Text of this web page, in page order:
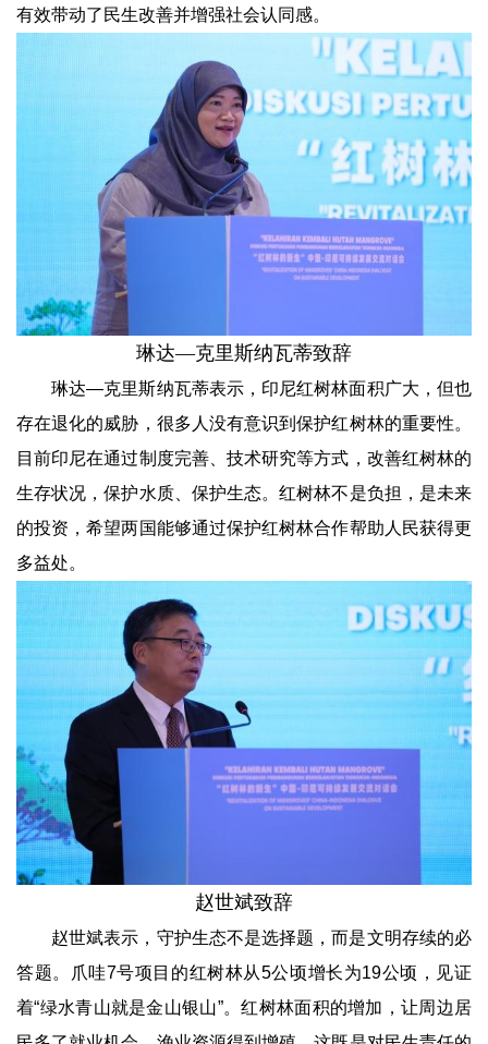
有效带动了民生改善并增强社会认同感。
琳达—克里斯纳瓦蒂致辞
琳达—克里斯纳瓦蒂表示，印尼红树林面积广大，但也
存在退化的威胁，很多人没有意识到保护红树林的重要性。
目前印尼在通过制度完善、技术研究等方式，改善红树林的
生存状况，保护水质、保护生态。红树林不是负担，是未来
的投资，希望两国能够通过保护红树林合作帮助人民获得更
多益处。
赵世斌致辞
赵世斌表示，守护生态不是选择题，而是文明存续的必
答题。爪哇7号项目的红树林从5公顷增长为19公顷，见证
着“绿水青山就是金山银山”。红树林面积的增加，让周边居